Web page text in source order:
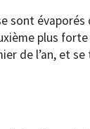
sont
plus
de l’an, et